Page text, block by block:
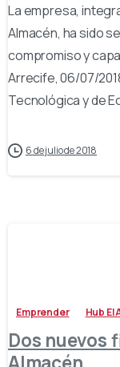
La empresa,
Almacén, ha sido
compromiso y
Arrecife, 06/07/
Tecnológica y de
6 de julio de 2018
Emprender Hub El
Dos nuevos